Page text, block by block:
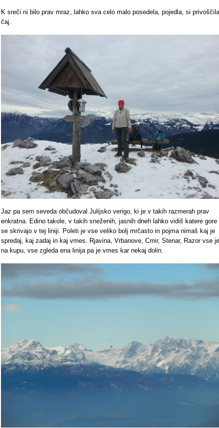
K sreči ni bilo prav mraz, lahko sva celo malo posedela, pojedla, si privoščila
čaj.
Jaz pa sem seveda občudoval Julijsko verigo, ki je v takih razmerah prav
enkratna. Edino takole, v takih sneženih, jasnih dneh lahko vidiš katere gore
se skrivajo v tej liniji. Poleti je vse veliko bolj mrčasto in pojma nimaš kaj je
spredaj, kaj zadaj in kaj vmes. Rjavina, Vrbanove, Cmir, Stenar, Razor vse je
na kupu, vse zgleda ena linija pa je vmes kar nekaj dolin.